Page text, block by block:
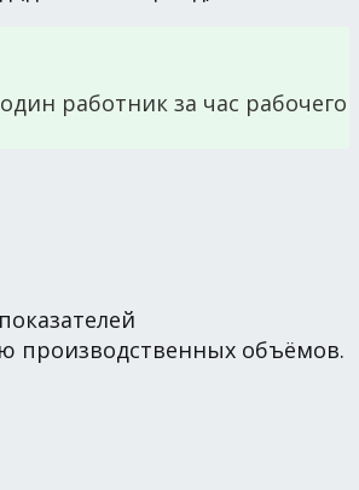
работник за час рабочего
производственных объёмов.